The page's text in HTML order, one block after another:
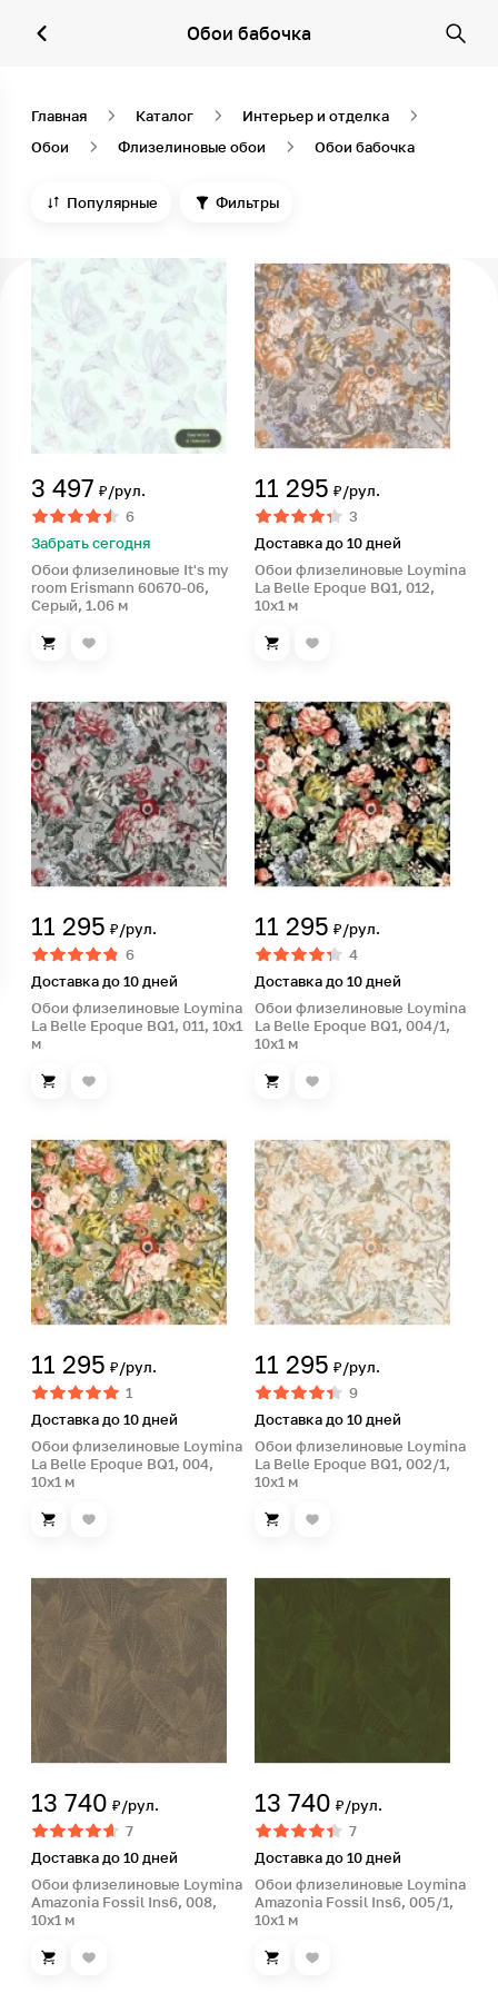
Обои бабочка
Главная Каталог
Интерьер и отделка
Обои
Флизелиновые обои Обои бабочка
Популярные Фильтры
3 497 ₽/рул.
6
Забрать сегодня
Обои флизелиновые It's my
room Erismann 60670-06,
Серый, 1.06 м
11 295 ₽/рул.
3
Доставка до 10 дней
Обои флизелиновые Loymina
La Belle Epoque BQ1, 012,
10х1 м
11 295 ₽/рул.
6
Доставка до 10 дней
Обои флизелиновые Loymina
La Belle Epoque BQ1, 011, 10х1
м
11 295 ₽/рул.
4
Доставка до 10 дней
Обои флизелиновые Loymina
La Belle Epoque BQ1, 004/1,
10х1 м
11 295 ₽/рул.
1
Доставка до 10 дней
Обои флизелиновые Loymina
La Belle Epoque BQ1, 004,
10х1 м
11 295 ₽/рул.
9
Доставка до 10 дней
Обои флизелиновые Loymina
La Belle Epoque BQ1, 002/1,
10х1 м
13 740 ₽/рул.
7
Доставка до 10 дней
Обои флизелиновые Loymina
Amazonia Fossil Ins6, 008,
10х1 м
13 740 ₽/рул.
7
Доставка до 10 дней
Обои флизелиновые Loymina
Amazonia Fossil Ins6, 005/1,
10х1 м